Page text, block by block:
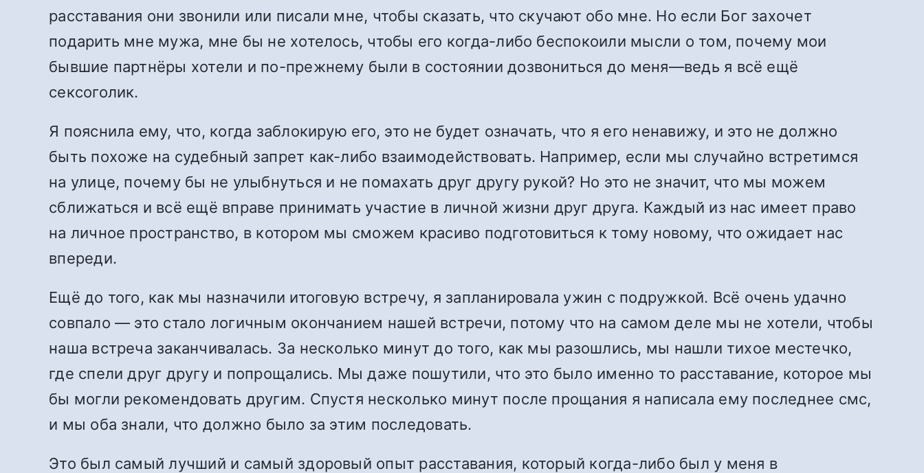
расставания они звонили или писали мне, чтобы сказать, что скучают обо мне. Но если Бог захочет
подарить мне мужа, мне бы не хотелось, чтобы его когда-либо беспокоили мысли о том, почему мои
бывшие партнёры хотели и по-прежнему были в состоянии дозвониться до меня—ведь я всё ещё
сексоголик.
Я пояснила ему, что, когда заблокирую его, это не будет означать, что я его ненавижу, и это не должно
быть похоже на судебный запрет как-либо взаимодействовать. Например, если мы случайно встретимся
на улице, почему бы не улыбнуться и не помахать друг другу рукой? Но это не значит, что мы можем
сближаться и всё ещё вправе принимать участие в личной жизни друг друга. Каждый из нас имеет право
на личное пространство, в котором мы сможем красиво подготовиться к тому новому, что ожидает нас
впереди.
Ещё до того, как мы назначили итоговую встречу, я запланировала ужин с подружкой. Всё очень удачно
совпало — это стало логичным окончанием нашей встречи, потому что на самом деле мы не хотели, чтобы
наша встреча заканчивалась. За несколько минут до того, как мы разошлись, мы нашли тихое местечко,
где спели друг другу и попрощались. Мы даже пошутили, что это было именно то расставание, которое мы
бы могли рекомендовать другим. Спустя несколько минут после прощания я написала ему последнее смс,
и мы оба знали, что должно было за этим последовать.
Это был самый лучший и самый здоровый опыт расставания, который когда-либо был у меня в